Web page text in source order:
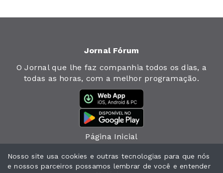
Jornal Fórum
O Jornal que lhe faz companhia todos os dias, a
todas as horas, com a melhor programação.
Página Inicial
Jornal
Nosso site usa cookies e outras tecnologias para que nós
e nossos parceiros possamos lembrar de você e entender